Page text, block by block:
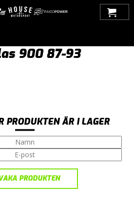
900 OG (1979-1993)
900 87-93
PRODUKTEN ÄR I LAGER
PRODUKTEN